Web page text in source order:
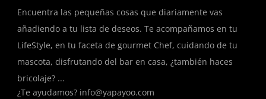
Encuentra las pequeñas cosas que diariamente vas
añadiendo a tu lista de deseos. Te acompañamos en tu
LifeStyle, en tu faceta de gourmet Chef, cuidando de tu
mascota, disfrutando del bar en casa, ¿también haces
bricolaje? ...
¿Te ayudamos? info@yapayoo.com